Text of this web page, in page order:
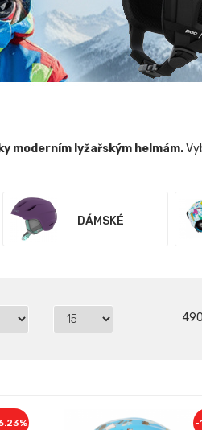
moderním lyžařským helmám.
DÁMSKÉ
490
-